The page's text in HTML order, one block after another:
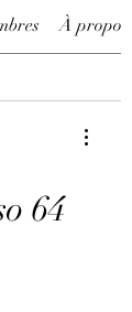
À propos
64